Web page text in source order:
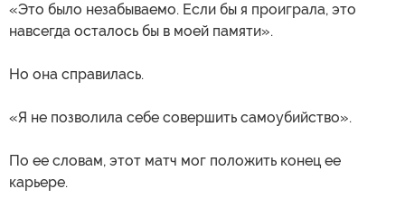
«Это было незабываемо. Если бы я проиграла, это
навсегда осталось бы в моей памяти».
Но она справилась.
«Я не позволила себе совершить самоубийство».
По ее словам, этот матч мог положить конец ее
карьере.